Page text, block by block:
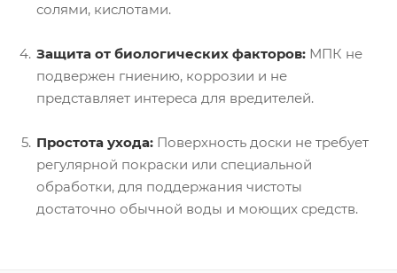
солями, кислотами.
Защита от биологических факторов: МПК не
подвержен гниению, коррозии и не
представляет интереса для вредителей.
Простота ухода: Поверхность доски не требует
регулярной покраски или специальной
обработки, для поддержания чистоты
достаточно обычной воды и моющих средств.